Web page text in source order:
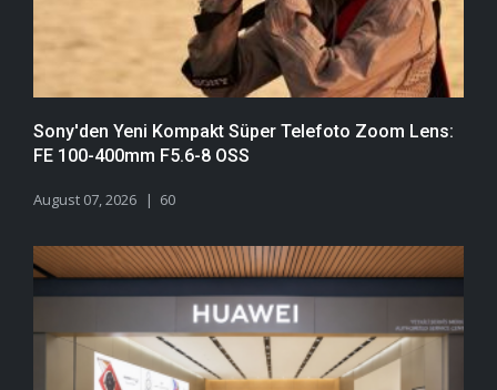
Sony'den Yeni Kompakt Süper Telefoto Zoom Lens:
FE 100-400mm F5.6-8 OSS
August 07, 2026 60